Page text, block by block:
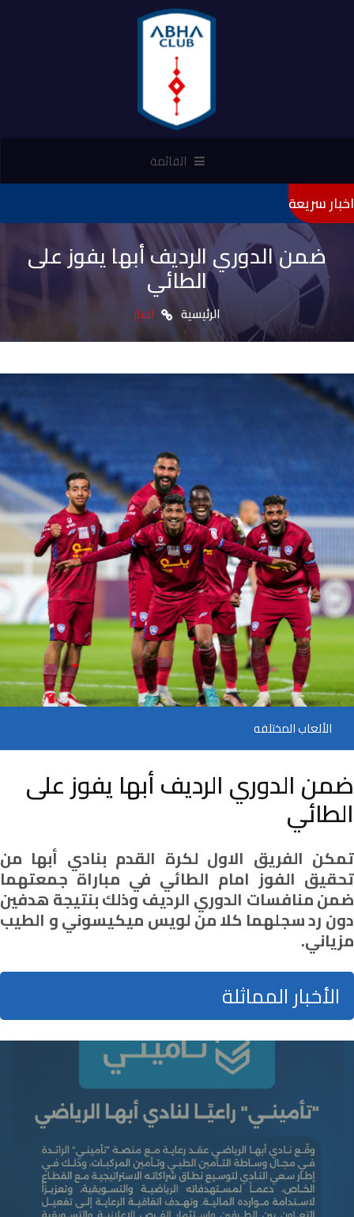
القائمة
اخبار سريعة
ضمن الدوري الرديف أبها يفوز على
الطائي
الرئيسية اخبار
الألعاب المختلفه
ضمن الدوري الرديف أبها يفوز على
الطائي
تمكن الفريق الاول لكرة القدم بنادي أبها من
تحقيق الفوز امام الطائي في مباراة جمعتهما
ضمن منافسات الدوري الرديف وذلك بنتيجة هدفين
دون رد سجلهما كلا من لويس ميكيسوني و الطيب
مزياني.
الأخبار المماثلة